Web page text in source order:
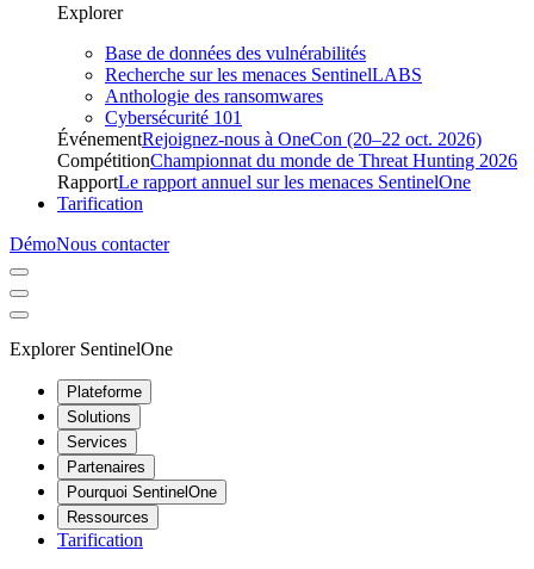
Explorer
Base de données des vulnérabilités
Recherche sur les menaces SentinelLABS
Anthologie des ransomwares
Cybersécurité 101
ÉvénementRejoignez-nous à OneCon (20–22 oct. 2026)
CompétitionChampionnat du monde de Threat Hunting 2026
RapportLe rapport annuel sur les menaces SentinelOne
Tarification
DémoNous contacter
Explorer SentinelOne
Plateforme
Solutions
Services
Partenaires
Pourquoi SentinelOne
Ressources
Tarification